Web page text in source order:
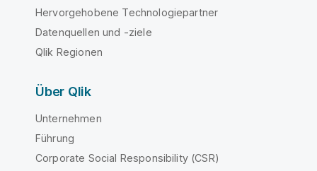
Hervorgehobene Technologiepartner
Datenquellen und -ziele
Qlik Regionen
Über Qlik
Unternehmen
Führung
Corporate Social Responsibility (CSR)